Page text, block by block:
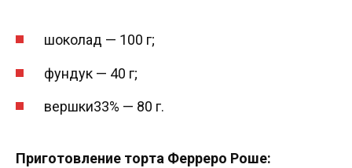
шоколад — 100 г;
фундук — 40 г;
вершки33% — 80 г.
Приготовление торта Ферреро Роше: